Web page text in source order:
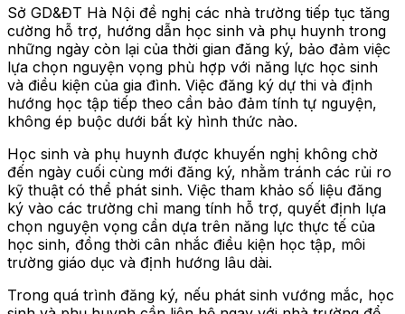
Sở GD&ĐT Hà Nội đề nghị các nhà trường tiếp tục tăng
cường hỗ trợ, hướng dẫn học sinh và phụ huynh trong
những ngày còn lại của thời gian đăng ký, bảo đảm việc
lựa chọn nguyện vọng phù hợp với năng lực học sinh
và điều kiện của gia đình. Việc đăng ký dự thi và định
hướng học tập tiếp theo cần bảo đảm tính tự nguyện,
không ép buộc dưới bất kỳ hình thức nào.
Học sinh và phụ huynh được khuyến nghị không chờ
đến ngày cuối cùng mới đăng ký, nhằm tránh các rủi ro
kỹ thuật có thể phát sinh. Việc tham khảo số liệu đăng
ký vào các trường chỉ mang tính hỗ trợ, quyết định lựa
chọn nguyện vọng cần dựa trên năng lực thực tế của
học sinh, đồng thời cân nhắc điều kiện học tập, môi
trường giáo dục và định hướng lâu dài.
Trong quá trình đăng ký, nếu phát sinh vướng mắc, học